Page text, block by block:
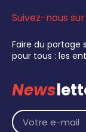
Suivez-nous sur
Faire du portage
pour tous : les
News